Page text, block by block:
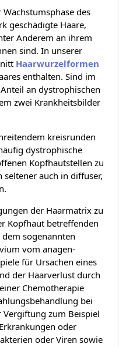
des
geschädigte Haare,
Anderem an ihrem
sind. In unserer
Haarwurzelformen
enthalten. Sind im
an dystrophischen
zwei Krankheitsbilder
kreisrunden
dystrophische
Kopfhautstellen zu
seltener auch in diffuser,
der Haarmatrix zu
Kopfhaut betreffenden
sogenannten
vom anagen-
für Ursachen eines
der Haarverlust durch
Chemotherapie
bei
Vergiftung zum Beispiel
oder
oder Viren sowie